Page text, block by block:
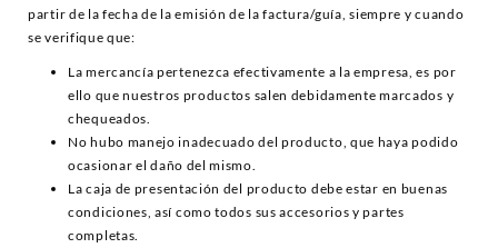
partir de la fecha de la emisión de la factura/guía, siempre y cuando
se verifique que:
La mercancía pertenezca efectivamente a la empresa, es por
ello que nuestros productos salen debidamente marcados y
chequeados.
No hubo manejo inadecuado del producto, que haya podido
ocasionar el daño del mismo.
La caja de presentación del producto debe estar en buenas
condiciones, así como todos sus accesorios y partes
completas.